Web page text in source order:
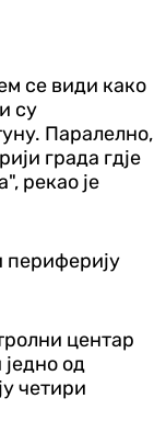
се види како
су
Паралелно,
града гдје
рекао је
периферију
центар
од
четири